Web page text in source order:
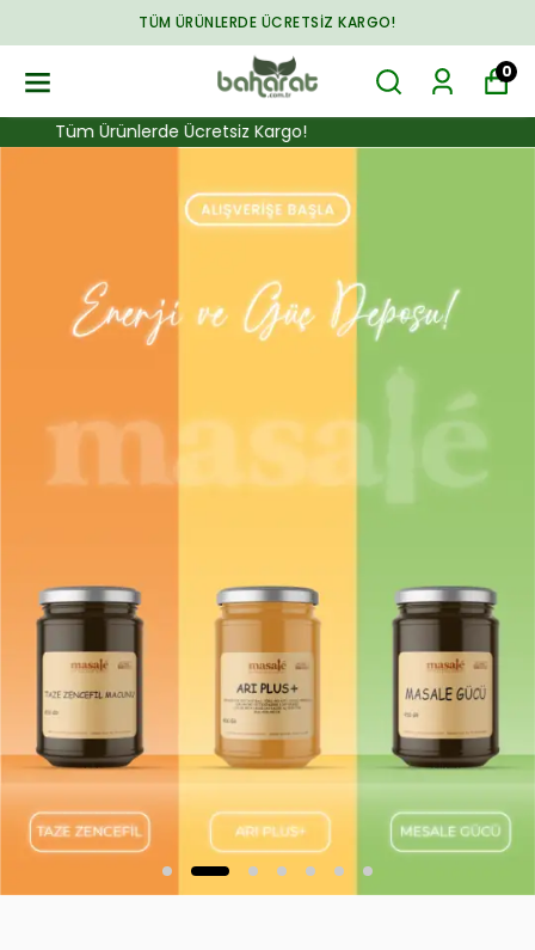
ARADIĞINIZ HER ŞEY BAHARAT.COM.TR'DE
0
Kargo!